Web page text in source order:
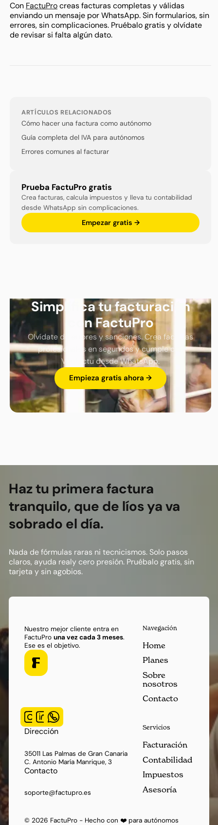
Con FactuProcreas facturas completas y válidas
enviando un mensaje por WhatsApp. Sin formularios, sin
errores, sin complicaciones. Pruébalo gratis y olvídate
de revisar si falta algún dato.
ARTÍCULOS RELACIONADOS
Cómo hacer una factura como autónomo
Guía completa del IVA para autónomos
Errores comunes al facturar
Prueba FactuPro gratis
Crea facturas, calcula impuestos y lleva tu contabilidad
desde WhatsApp sin complicaciones.
Empezar gratis →
Simplifica tu facturación
con FactuPro
Olvídate de errores y sanciones. Crea facturas
profesionales en segundos y cumple con
Verifactu desde WhatsApp.
Empieza gratis ahora →
Haz tu primera factura
tranquilo, que de líos ya va
sobrado el día.
Nada de fórmulas raras ni tecnicismos. Solo pasos
claros, ayuda realy cero presión. Pruébalo gratis, sin
tarjeta y sin agobios.
Nuestro mejor cliente entra en
FactuPro una vez cada 3 meses.
Ese es el objetivo.
Dirección
35011 Las Palmas de Gran Canaria
C. Antonio María Manrique, 3
Contacto
soporte@factupro.es
Navegación
Home
Planes
Sobre
nosotros
Contacto
Servicios
Facturación
Contabilidad
Impuestos
Asesoría
© 2026 FactuPro - Hecho con ❤️ para autónomos